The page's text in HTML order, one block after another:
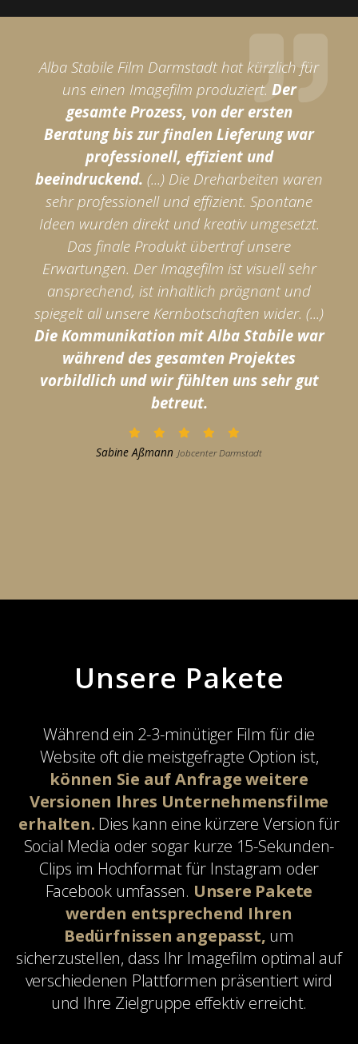
Alba Stabile Film Darmstadt hat kürzlich für
uns einen Imagefilm produziert. Der
gesamte Prozess, von der ersten
Beratung bis zur finalen Lieferung war
professionell, effizient und
beeindruckend. (...) Die Dreharbeiten waren
sehr professionell und effizient. Spontane
Ideen wurden direkt und kreativ umgesetzt.
Das finale Produkt übertraf unsere
Erwartungen. Der Imagefilm ist visuell sehr
ansprechend, ist inhaltlich prägnant und
spiegelt all unsere Kernbotschaften wider. (...)
Die Kommunikation mit Alba Stabile war
während des gesamten Projektes
vorbildlich und wir fühlten uns sehr gut
betreut.
Sabine Aßmann Jobcenter Darmstadt
Unsere Pakete
Während ein 2-3-minütiger Film für die
Website oft die meistgefragte Option ist,
können Sie auf Anfrage weitere
Versionen Ihres Unternehmensfilme
erhalten. Dies kann eine kürzere Version für
Social Media oder sogar kurze 15-Sekunden-
Clips im Hochformat für Instagram oder
Facebook umfassen. Unsere Pakete
werden entsprechend Ihren
Bedürfnissen angepasst, um
sicherzustellen, dass Ihr Imagefilm optimal auf
verschiedenen Plattformen präsentiert wird
und Ihre Zielgruppe effektiv erreicht.